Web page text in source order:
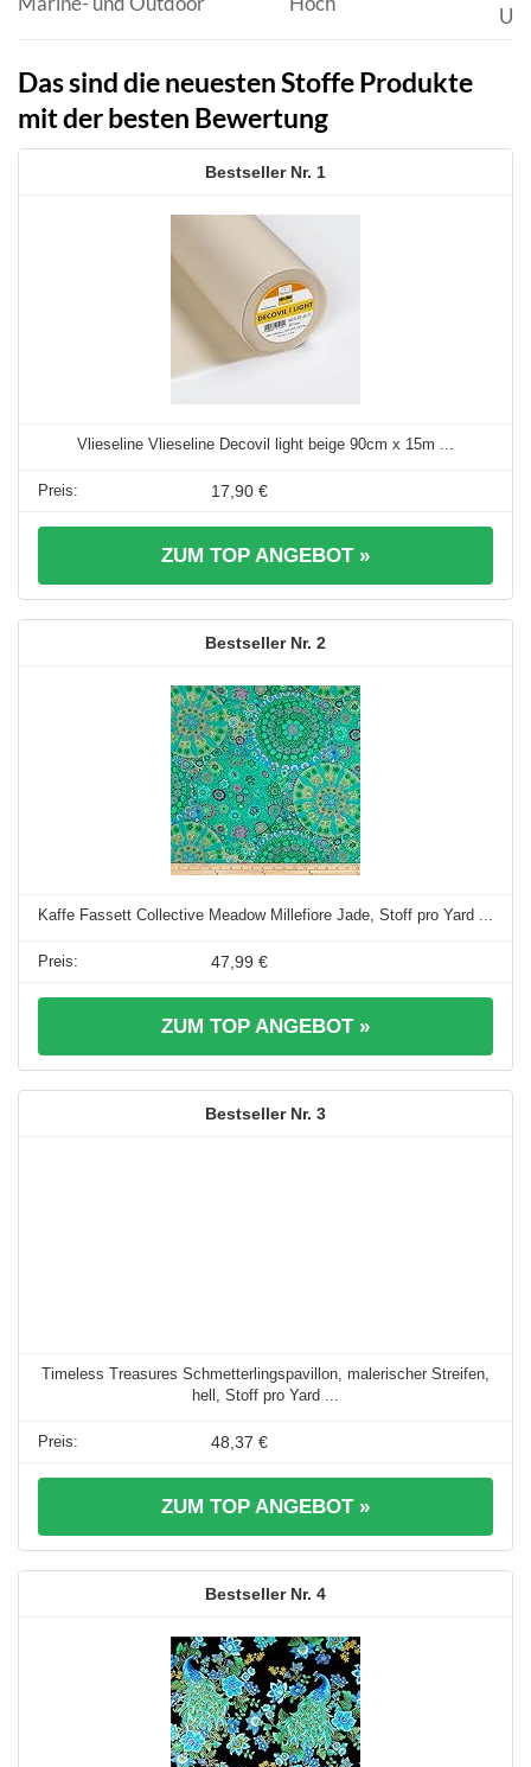
Das sind die neuesten Stoffe Produkte
mit der besten Bewertung
1
Vlieseline Vlieseline Decovil light beige 90cm x 15m ...
17,90 €
ZUM TOP ANGEBOT »
2
Kaffe Fassett Collective Meadow Millefiore Jade, Stoff pro Yard ...
47,99 €
ZUM TOP ANGEBOT »
3
Timeless Treasures Schmetterlingspavillon, malerischer Streifen,
hell, Stoff pro Yard ...
48,37 €
ZUM TOP ANGEBOT »
4